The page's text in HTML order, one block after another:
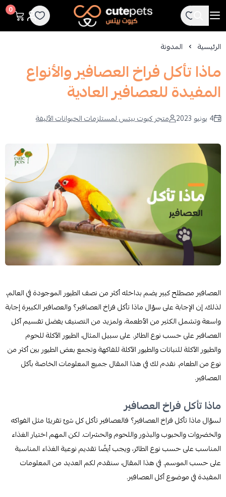
Cutepets
0
الرئيسية المدونة
ماذا تأكل فراخ العصافير والأنواع
المفيدة للعصافير العادية
4 يونيو 2023 متجر كيوت بيتس لمستلزمات الحيوانات الأليفة
العصافير مصطلح كبير يضم بداخله أكثر من نصف الطيور الموجودة في العالم،
لذلك، إن الإجابة على سؤال ماذا تأكل فراخ العصافير؟ والعصافير الكبيرة إجابة
واسعة وتشمل الكثير من الأطعمة، ولمزيد من التصنيف يفضل تقسيم آكل
العصافير على حسب نوع الطائر. على سبيل المثال، الطيور الآكلة للحوم
والطيور الآكلة للنباتات والطيور الآكلة للفاكهة وتجمع بعض الطيور بين أكثر من
نوع من الطعام. نقدم لك في هذا المقال جميع المعلومات الخاصة بآكل
العصافير.
ماذا تأكل فراخ العصافير
لسؤال ماذا تأكل فراخ العصافير؟ فالعصافير تأكل كل شئ تقريبًا مثل الفواكه
والخضروات والحبوب والبذور واللحوم والحشرات. لكن المهم اختيار الغذاء
المناسب على حسب نوع الطائر، ويجب أيضًا تقديم نوعية الغذاء المناسبة
على حسب الموسم. في هذا المقال، سنقدم لكم العديد من المعلومات
المفيدة في موضوع أكل العصافير.